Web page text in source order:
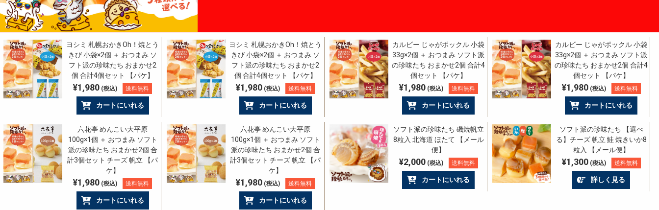
ヨシミ 札幌おかきOh！焼とう
きび 小袋×2個 ＋ おつまみ ソ
フト派の珍味たち おまかせ2
個 合計4個セット 【パケ】
¥1,980 (税込) 送料無料
カートにいれる
ヨシミ 札幌おかきOh！焼とう
きび 小袋×2個 ＋ おつまみ ソ
フト派の珍味たち おまかせ2
個 合計4個セット 【パケ】
¥1,980 (税込) 送料無料
カートにいれる
カルビー じゃがポックル 小袋
33g×2個 ＋ おつまみ ソフト派
の珍味たち おまかせ2個 合計4
個セット 【パケ】
¥1,980(税込) 送料無料
カートにいれる
カルビー じゃがポックル 小袋
33g×2個 ＋ おつまみ ソフト派
の珍味たち おまかせ2個 合計4
個セット 【パケ】
¥1,980(税込) 送料無料
カートにいれる
六花亭 めんこい大平原
100g×1個 ＋ おつまみ ソフト
派の珍味たち おまかせ2個 合
計3個セット チーズ 帆立 【パ
ケ】
¥1,980 (税込) 送料無料
カートにいれる
六花亭 めんこい大平原
100g×1個 ＋ おつまみ ソフト
派の珍味たち おまかせ2個 合
計3個セット チーズ 帆立 【パ
ケ】
¥1,980 (税込) 送料無料
カートにいれる
ソフト派の珍味たち 磯焼帆立
8粒入 北海道 ほたて 【メール
便】
¥2,000(税込) 送料無料
カートにいれる
ソフト派の珍味たち 【選べ
る】チーズ 帆立 鮭 焼きいか8
粒入 【メール便】
¥1,300(税込) 送料無料
詳しく見る